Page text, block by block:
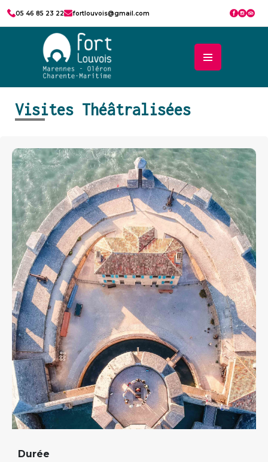
05 46 85 23 22 fortlouvois@gmail.com
Visites Théâtralisées
Previous Next
Durée